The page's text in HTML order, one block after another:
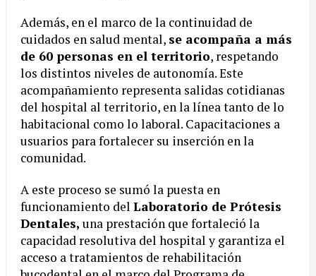
Además, en el marco de la continuidad de
cuidados en salud mental, se acompaña a más
de 60 personas en el territorio, respetando
los distintos niveles de autonomía. Este
acompañamiento representa salidas cotidianas
del hospital al territorio, en la línea tanto de lo
habitacional como lo laboral. Capacitaciones a
usuarios para fortalecer su inserción en la
comunidad.
A este proceso se sumó la puesta en
funcionamiento del Laboratorio de Prótesis
Dentales, una prestación que fortaleció la
capacidad resolutiva del hospital y garantiza el
acceso a tratamientos de rehabilitación